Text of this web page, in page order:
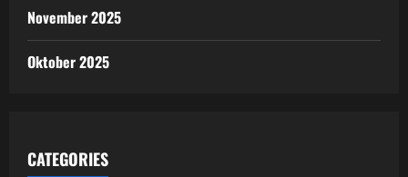
November 2025
Oktober 2025
CATEGORIES